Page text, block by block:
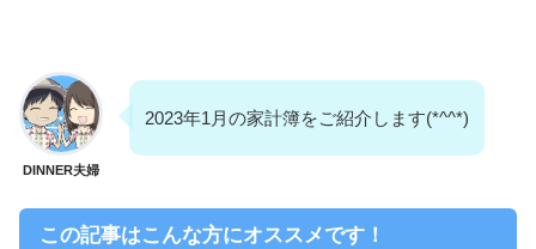
DINNER夫婦
2023年1月の家計簿をご紹介します(*^^*)
この記事はこんな方にオススメです！